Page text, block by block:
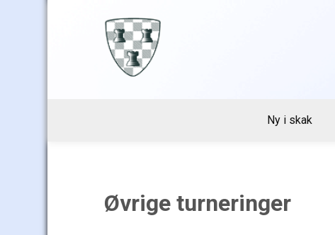
Ny i skak
Øvrige turneringer